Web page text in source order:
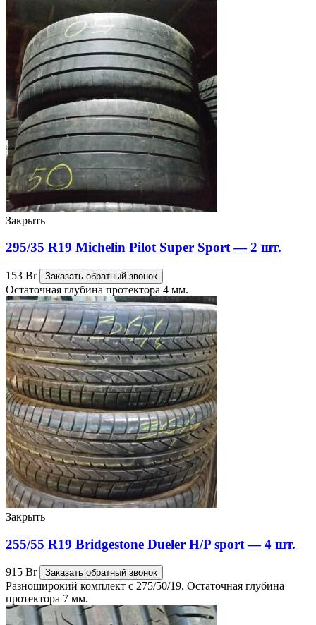
Закрыть
295/35 R19 Michelin Pilot Super Sport — 2 шт.
153 Br Заказать обратный звонок
Остаточная глубина протектора 4 мм.
Закрыть
255/55 R19 Bridgestone Dueler H/P sport — 4 шт.
915 Br Заказать обратный звонок
Разноширокий комплект с 275/50/19. Остаточная глубина
протектора 7 мм.